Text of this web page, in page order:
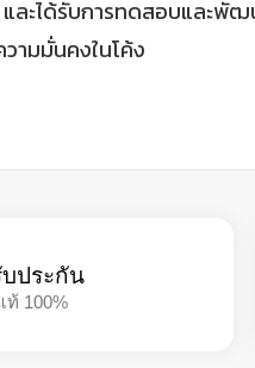
ละได้รับการทดสอบและพั
ามมั่นคงในโค้ง
บประกัน
ท้ 100%